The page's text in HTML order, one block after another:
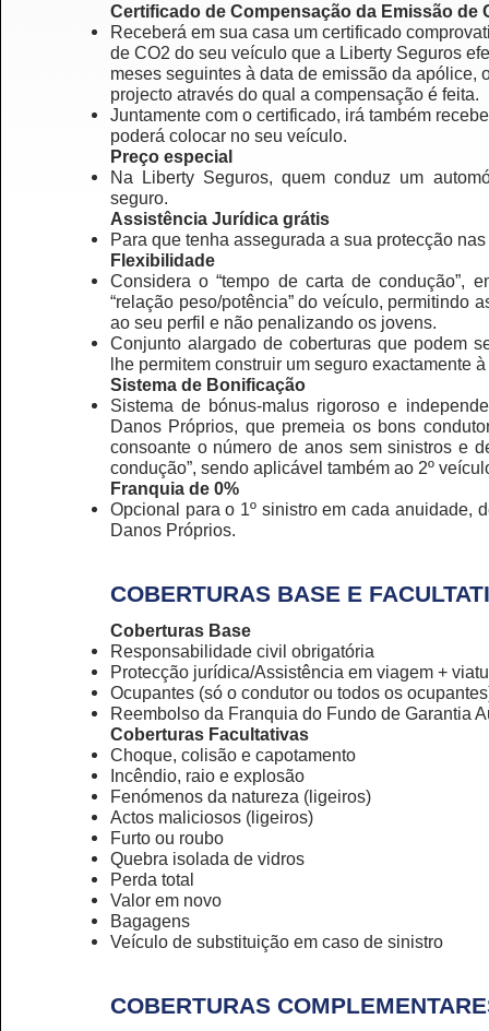
Certificado de Compensação da Emissão de
Receberá em sua casa um certificado
de CO2 do seu veículo que a Liberty Seguros
meses seguintes à data de emissão da apólice,
projecto através do qual a compensação é feita.
Juntamente com o certificado, irá também
poderá colocar no seu veículo.
Preço especial
Na Liberty Seguros, quem conduz um
seguro.
Assistência Jurídica grátis
Para que tenha assegurada a sua protecção
Flexibilidade
Considera o “tempo de carta de condução”,
“relação peso/potência” do veículo, permitindo
ao seu perfil e não penalizando os jovens.
Conjunto alargado de coberturas que podem
lhe permitem construir um seguro exactamente
Sistema de Bonificação
Sistema de bónus-malus rigoroso e
Danos Próprios, que premeia os bons
consoante o número de anos sem sinistros e
condução”, sendo aplicável também ao 2º
Franquia de 0%
Opcional para o 1º sinistro em cada anuidade,
Danos Próprios.
COBERTURAS BASE E
Coberturas Base
Responsabilidade civil obrigatória
Protecção jurídica/Assistência em viagem +
Ocupantes (só o condutor ou todos os
Reembolso da Franquia do Fundo de Garantia
Coberturas Facultativas
Choque, colisão e capotamento
Incêndio, raio e explosão
Fenómenos da natureza (ligeiros)
Actos maliciosos (ligeiros)
Furto ou roubo
Quebra isolada de vidros
Perda total
Valor em novo
Bagagens
Veículo de substituição em caso de sinistro
COBERTURAS